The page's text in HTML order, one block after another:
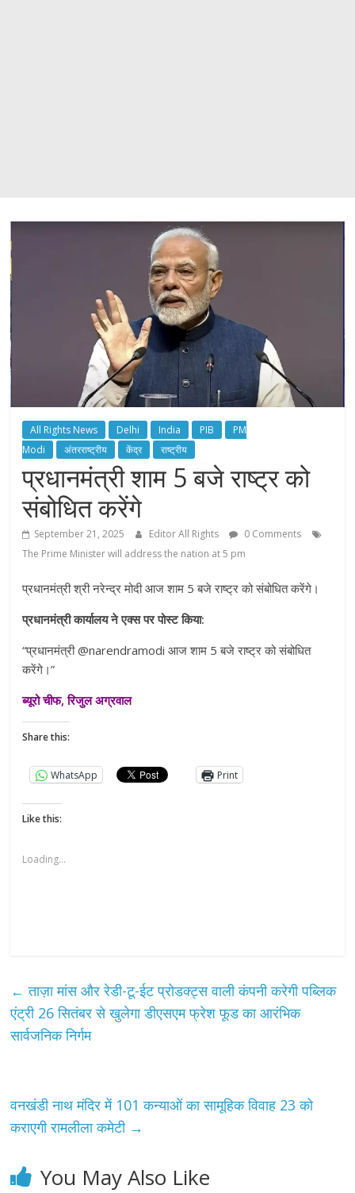
All Rights News Delhi India PIB
PM
Modi
अंतरराष्ट्रीय केंद्र राष्ट्रीय
प्रधानमंत्री शाम 5 बजे राष्ट्र को
संबोधित करेंगे
September 21, 2025 Editor All Rights
0 Comments
The Prime Minister will address the nation at 5 pm
प्रधानमंत्री श्री नरेन्द्र मोदी आज शाम 5 बजे राष्ट्र को संबोधित करेंगे।
प्रधानमंत्री कार्यालय ने एक्स पर पोस्ट किया:
“प्रधानमंत्री @narendramodi आज शाम 5 बजे राष्ट्र को संबोधित
करेंगे।”
ब्यूरो चीफ, रिजुल अग्रवाल
Share this:
WhatsApp Print
Like this:
Loading...
← ताज़ा मांस और रेडी-टू-ईट प्रोडक्ट्स वाली कंपनी करेगी पब्लिक
एंट्री 26 सितंबर से खुलेगा डीएसएम फ्रेश फूड का आरंभिक
सार्वजनिक निर्गम
वनखंडी नाथ मंदिर में 101 कन्याओं का सामूहिक विवाह 23 को
कराएगी रामलीला कमेटी →
You May Also Like